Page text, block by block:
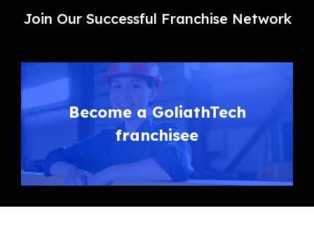
Join Our Successful Franchise Network
Become a GoliathTech
franchisee